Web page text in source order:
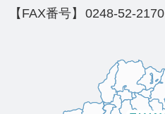
【FAX番号】 0248-52-2170